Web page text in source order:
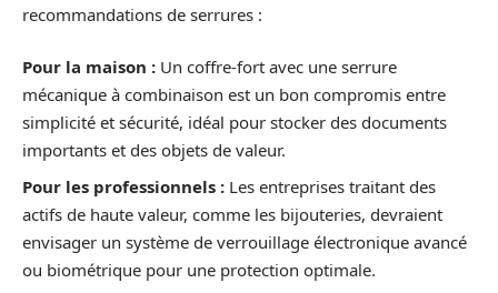
recommandations de serrures :
Pour la maison : Un coffre-fort avec une serrure
mécanique à combinaison est un bon compromis entre
simplicité et sécurité, idéal pour stocker des documents
importants et des objets de valeur.
Pour les professionnels : Les entreprises traitant des
actifs de haute valeur, comme les bijouteries, devraient
envisager un système de verrouillage électronique avancé
ou biométrique pour une protection optimale.